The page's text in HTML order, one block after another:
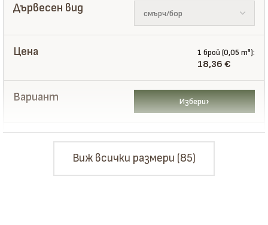
1 брой (0,05 m³):
18,36 €
Избери
Виж всички размери (85)